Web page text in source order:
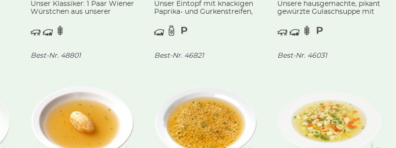
Unser Klassiker: 1 Paar Wiener
Würstchen aus unserer
feinem Linsengemüse, dazu
Bauernspätzle mit
Best-Nr. 48801
Unser Eintopf mit knackigen
Paprika- und Gurkenstreifen,
Best-Nr. 46821
Unsere hausgemachte, pikant
gewürzte Gulaschsuppe mit
Paprika und Erdäpfelwürfeln.
Best-Nr. 46031